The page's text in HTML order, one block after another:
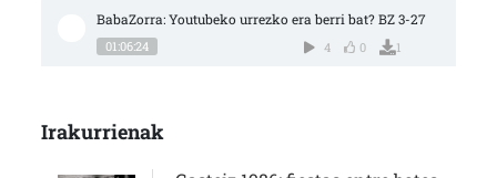
BabaZorra: Youtubeko urrezko era berri bat? BZ 3-27
01:06:24 4 0 1
Irakurrienak